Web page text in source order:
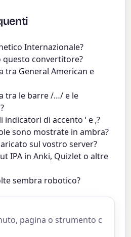
Internazionale?
questo convertitore?
tra General American e
tra le barre /…/ e le
di accento ˈ e ˌ?
sono mostrate in ambra?
sul vostro server?
IPA in Anki, Quizlet o altre
sembra robotico?
pagina o strumento c